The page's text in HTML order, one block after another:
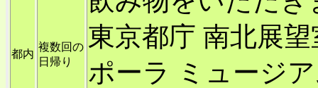
都内
複数回の
日帰り
東京都庁 南北展望
ポーラ ミュージ